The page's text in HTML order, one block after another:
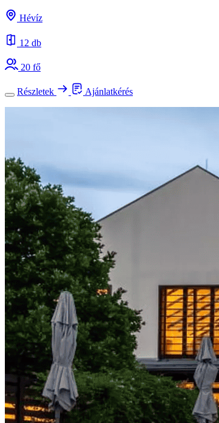
Hévíz
12 db
20 fő
Részletek Ajánlatkérés